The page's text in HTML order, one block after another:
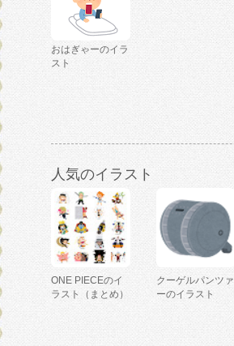
おはぎゃーのイラ
スト
人気のイラスト
ONE PIECEのイ
ラスト（まとめ）
クーゲルパンツァ
ーのイラスト